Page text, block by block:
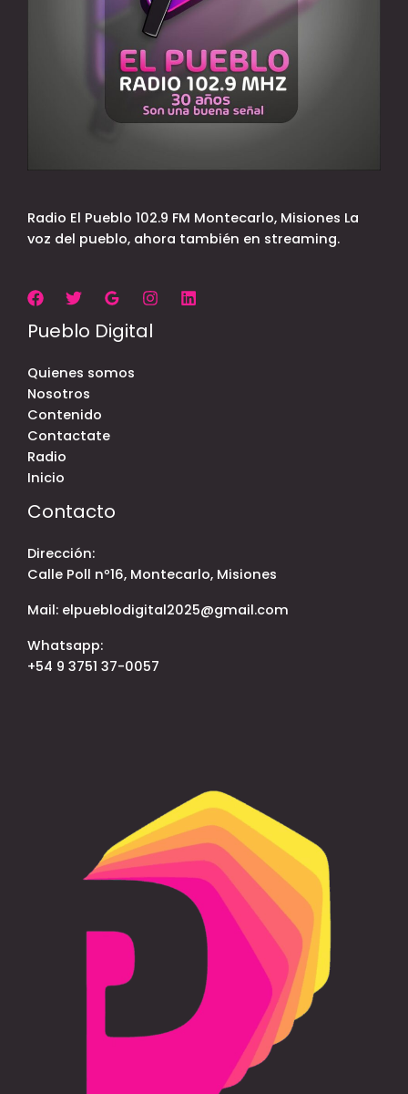
Radio El Pueblo 102.9 FM Montecarlo, Misiones La
voz del pueblo, ahora también en streaming.
Pueblo Digital
Quienes somos
Nosotros
Contenido
Contactate
Radio
Inicio
Contacto
Dirección:
Calle Poll nº16, Montecarlo, Misiones
Mail: elpueblodigital2025@gmail.com
Whatsapp:
+54 9 3751 37-0057